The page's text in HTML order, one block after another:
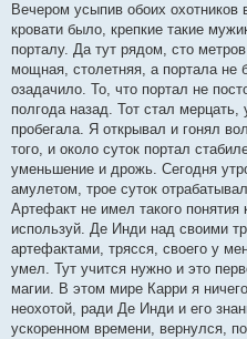
Вечером усыпив обоих охотников
кровати было, крепкие такие
порталу. Да тут рядом, сто
мощная, столетняя, а портала не
озадачило. То, что портал не
полгода назад. Тот стал
пробегала. Я открывал и гонял
того, и около суток портал
уменьшение и дрожь. Сегодня
амулетом, трое суток
Артефакт не имел такого понятия
используй. Де Инди над своими
артефактами, трясся, своего у
умел. Тут учится нужно и это
магии. В этом мире Карри я
неохотой, ради Де Инди и его
ускоренном времени, вернулся,